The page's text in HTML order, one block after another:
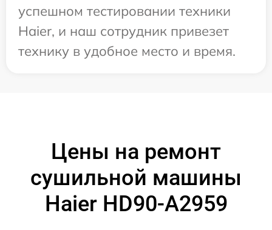
успешном тестировании техники
Haier, и наш сотрудник привезет
технику в удобное место и время.
Цены на ремонт
сушильной машины
Haier HD90-A2959